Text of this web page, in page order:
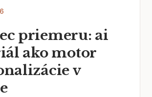
priemeru: ai
ako motor
v